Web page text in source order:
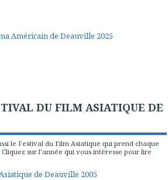
Américain de Deauville 2025
DU FILM ASIATIQUE DE
le Festival du Film Asiatique qui prend chaque
sur l'année qui vous intéresse pour lire
de Deauville 2005